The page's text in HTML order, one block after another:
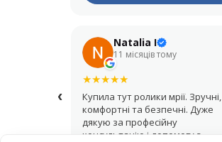
‹
Natalia I
11 місяців тому
★★★★★
Купила тут ролики мрії. Зручні,
комфортні та безпечні. Дуже
дякую за професійну
консультацію і допомогу з